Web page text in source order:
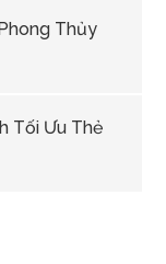
Thủy
Tối Ưu Thẻ